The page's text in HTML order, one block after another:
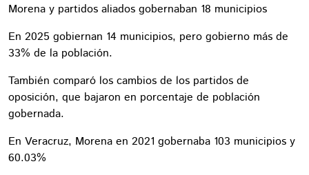
Morena y partidos aliados gobernaban 18 municipios
En 2025 gobiernan 14 municipios, pero gobierno más de
33% de la población.
También comparó los cambios de los partidos de
oposición, que bajaron en porcentaje de población
gobernada.
En Veracruz, Morena en 2021 gobernaba 103 municipios y
60.03%